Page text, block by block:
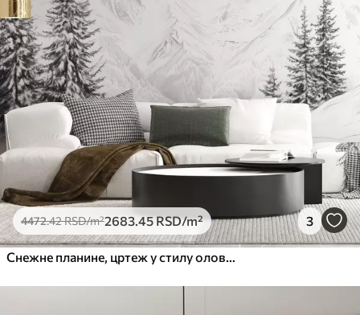
4472.42RSD/m²2683 .45RSD/m² 3